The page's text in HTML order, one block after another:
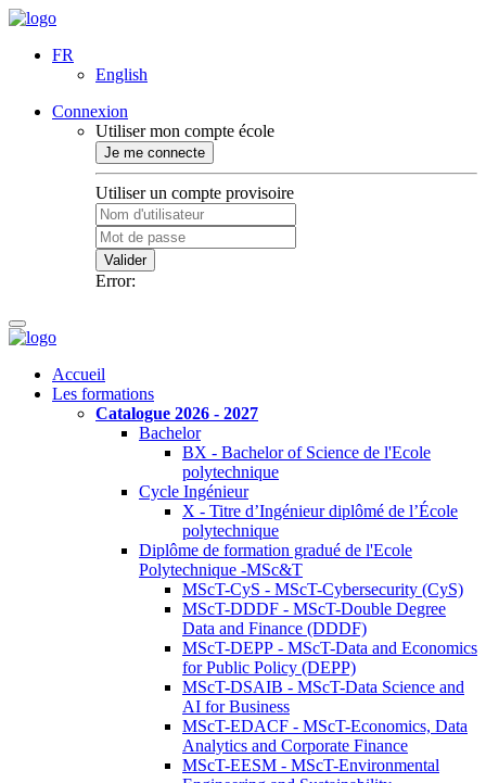
FR
English
Connexion
Utiliser mon compte école
Je me connecte
Utiliser un compte provisoire
Valider
Error:
Accueil
Les formations
Catalogue 2026 - 2027
Bachelor
BX - Bachelor of Science de l'Ecole
polytechnique
Cycle Ingénieur
X - Titre d’Ingénieur diplômé de l’École
polytechnique
Diplôme de formation gradué de l'Ecole
Polytechnique -MSc&T
MScT-CyS - MScT-Cybersecurity (CyS)
MScT-DDDF - MScT-Double Degree
Data and Finance (DDDF)
MScT-DEPP - MScT-Data and Economics
for Public Policy (DEPP)
MScT-DSAIB - MScT-Data Science and
AI for Business
MScT-EDACF - MScT-Economics, Data
Analytics and Corporate Finance
MScT-EESM - MScT-Environmental